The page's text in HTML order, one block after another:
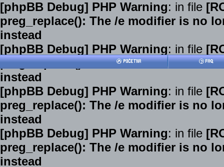
[phpBB Debug] PHP Warning: in file
preg_replace(): The /e modifier is no
instead
[phpBB Debug] PHP Warning: in file
preg_replace(): The /e modifier is no
instead
[phpBB Debug] PHP Warning: in file
preg_replace(): The /e modifier is no
instead
[phpBB Debug] PHP Warning: in file
preg_replace(): The /e modifier is no
instead